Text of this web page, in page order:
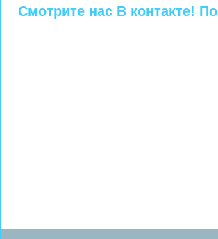
Смотрите нас В контакте!